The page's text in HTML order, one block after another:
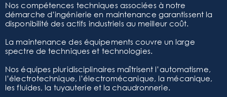
Nos compétences techniques associées à notre
démarche d’ingénierie en maintenance garantissent la
disponibilité des actifs industriels au meilleur coût.
La maintenance des équipements couvre un large
spectre de techniques et technologies.
Nos équipes pluridisciplinaires maîtrisent l’automatisme,
l’électrotechnique, l’électromécanique, la mécanique,
les fluides, la tuyauterie et la chaudronnerie.